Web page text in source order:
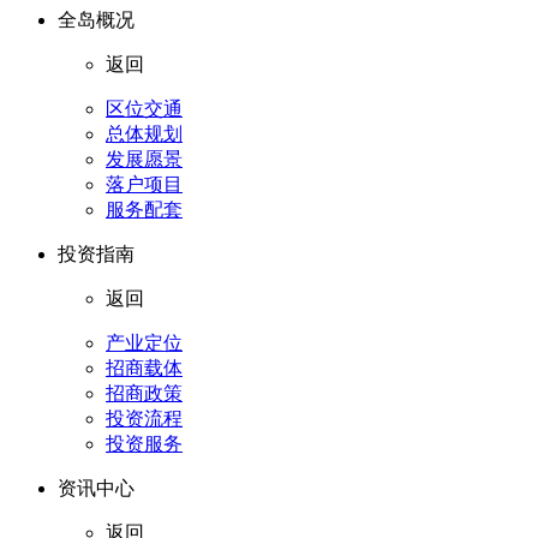
全岛概况
返回
区位交通
总体规划
发展愿景
落户项目
服务配套
投资指南
返回
产业定位
招商载体
招商政策
投资流程
投资服务
资讯中心
返回